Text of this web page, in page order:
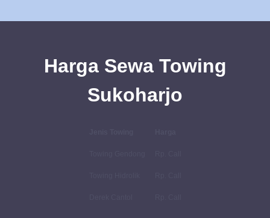
Harga Sewa Towing
Sukoharjo